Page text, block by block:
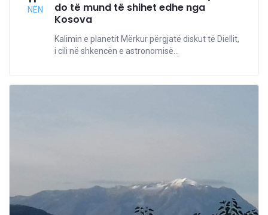
NËN
do të mund të shihet edhe nga
Kosova
Kalimin e planetit Mërkur përgjatë diskut të Diellit,
i cili në shkencën e astronomisë...